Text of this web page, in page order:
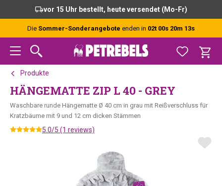
content
vor 15 Uhr bestellt, heute versendet (Mo-Fr)
Die Sommer-Sonderangebote enden in 02t 00s 20m 12s
Produkte
HÄNGEMATTE ZIP L 40 - GREY
Waschbare runde Hängematte Ø 40 cm in grau mit Reißverschluss für
Kratzbäume mit 9 und 12 cm dicken Stämmen
5.0/5 (1 reviews)